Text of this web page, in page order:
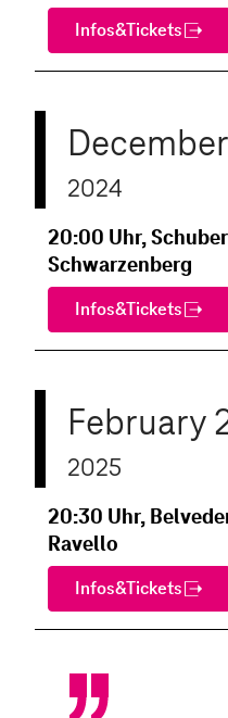
Infos&Tickets
20:00 Uhr,
Schwarzenberg
2024
Infos&Tickets
20:30 Uhr,
Ravello
February
2025
Infos&Tickets